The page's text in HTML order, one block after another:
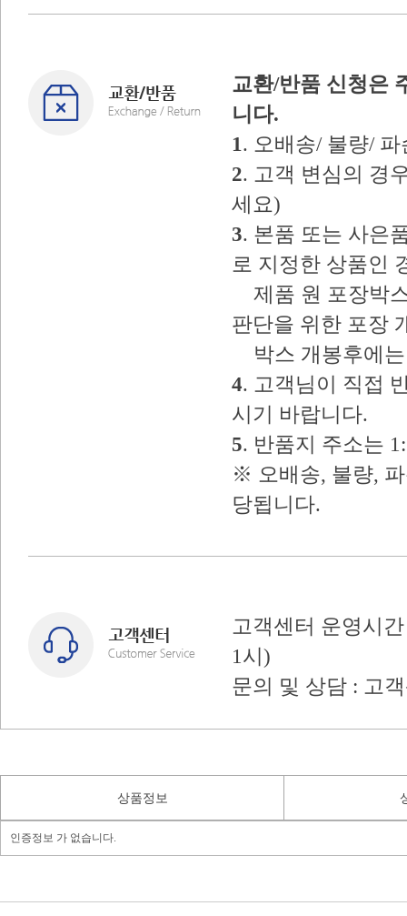
교환/반품 신청은
니다.
1. 오배송/ 불량/
2. 고객 변심의 경
세요)
3. 본품 또는 사은
로 지정한 상품인
제품 원 포장박
판단을 위한 포장
박스 개봉후에는
4. 고객님이 직접
시기 바랍니다.
5. 반품지 주소는
※ 오배송, 불량,
당됩니다.
고객센터 운영시
1시)
문의 및 상담 : 고
상품정보
인증정보 가 없습니다.